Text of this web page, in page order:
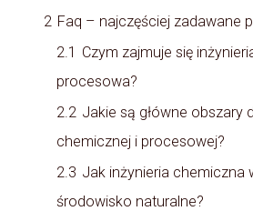
2 Faq – najczęściej zadawane
2.1 Czym zajmuje się
procesowa?
2.2 Jakie są główne obszary
chemicznej i procesowej?
2.3 Jak inżynieria chemiczna
środowisko naturalne?